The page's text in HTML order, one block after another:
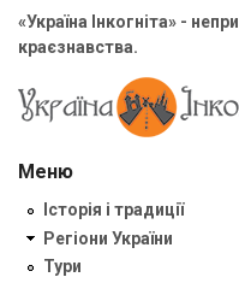
«Україна Інкогніта» -
краєзнавства.
Меню
Історія і традиції
Регіони України
Тури